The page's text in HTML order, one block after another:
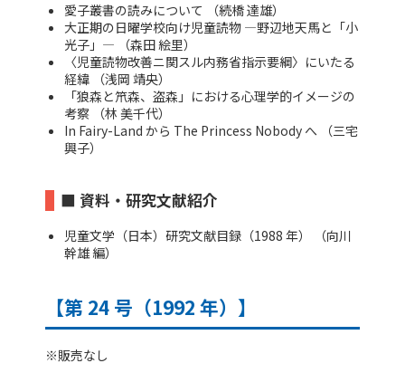
愛子叢書の読みについて （続橋 達雄）
大正期の日曜学校向け児童読物 ―野辺地天馬と「小
光子」― （森田 絵里）
〈児童読物改善ニ関スル内務省指示要綱〉にいたる
経緯 （浅岡 靖央）
「狼森と笊森、盗森」における心理学的イメージの
考察 （林 美千代）
In Fairy-Land から The Princess Nobody へ （三宅
興子）
■ 資料・研究文献紹介
児童文学（日本）研究文献目録（1988 年） （向川
幹雄 編）
【第 24 号（1992 年）】
※販売なし